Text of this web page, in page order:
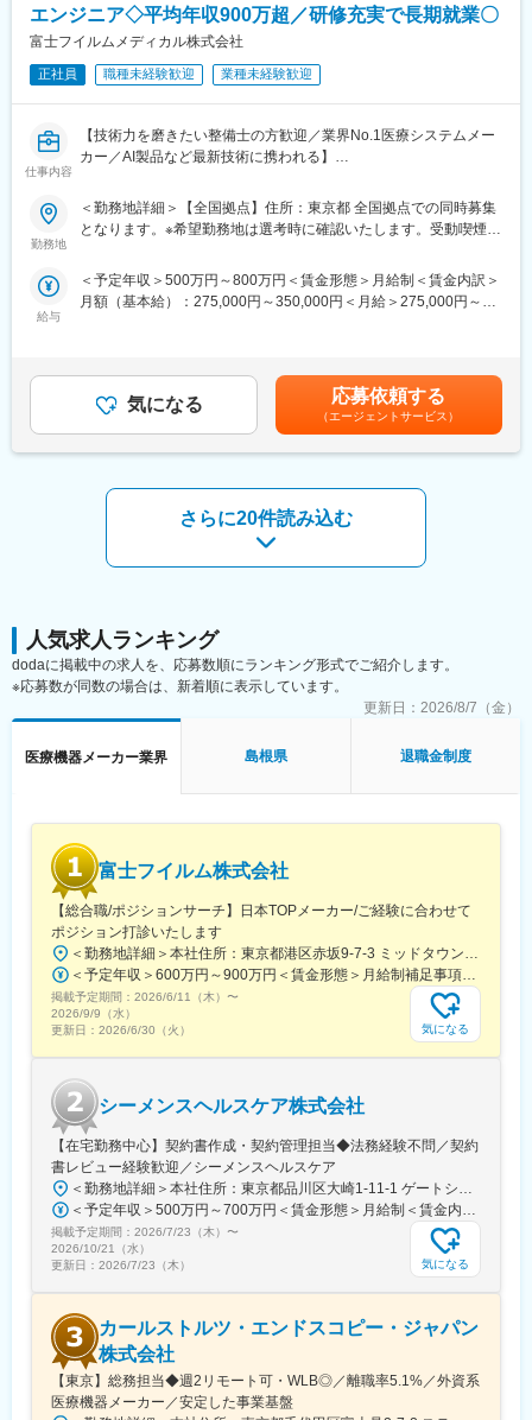
・コミュニケーションツール：Slack、Google Meet
変更の範囲：会社の定める業務
医療機器の営業職として、医師や販売代理店と連携し、最適な治
療方法の提案を行います。新製品の特徴や効果を説明し、データ
■職務詳細：
・販売代理店との協力／教育
・手術立ち会い／技術サポート
■研修／フォロー体制：
入社後、早期立ち上がりが可能な研修・OJT制度を完備。座学研
磨かれます。
■選考ポジション：
これまでのご経験やご希望に合わせてご紹介いたします。
≪配属部門一例≫
・Cardiac Ablation Solutions
・Structural Heart
・Neuro Vascular
変更の範囲：会社の定める業務
エンジニア◇平均年収900万超／研修充実で長期就業〇
富士フイルムメディカル株式会社
正社員 職種未経験歓迎 業種未経験歓迎
仕事内容
【技術力を磨きたい整備士の方歓迎／業界No.1医療システムメー
カー／AI製品など最新技術に携われる】
方募集！整備士としての経験を、医療機器の設置・保守に活かせ
ます。PACSやCT・MRIなどの高度な機器を扱い、病院の診断を
支える重要な仕事です。最新のAI技術やネットワークシステムに
■PACSとは
imaging/enterprise-pacs
■仕事内容
医療機器や画像ネットワークシステムの設置、立ち上げ、定期点
ロフェッショナルです。
入社後は、小田原にある研修センターにて、機械の解体・組み立
ングなどから必要なスキルを段階的に習得できますので、整備士
の方は早くキャッチアップいただけます！
※その他年間研修カリキュラムがあり、成熟度に応じて参加可能
め、柔軟な働き方が可能です。さらに、担当エリアが狭いため、
をつけて働くことが可能です。（当番制あり）
■待遇
平均年収907万円と医療機器メーカーでNo1の平均年収を誇り、住
宅手当・家族手当・借り上げ社宅等と手当がかなり充実しており
ます。
■キャリア
富士フイルムグループの育成制度「＋STORY」で成長をサポー
ト。ジョブローテーションや研修でキャリアの幅を広げられま
す。
■組織構成
国内に48拠点を有し、各拠点をチーム全体でサポートし合いなが
ら業務を進めます。
変更の範囲：会社の定める業務
勤務地
＜勤務地詳細＞【全国拠点】住所：東京都 全国拠点での同時募集
となります。※希望勤務地は選考時に確認いたします。受動喫煙対
ーク含む）
給与
＜予定年収＞500万円～800万円＜賃金形態＞月給制＜賃金内訳＞
月額（基本給）：275,000円～350,000円＜月給＞275,000円～
歳/750万円(入社8年・経験11年、手当含)：月給37万円賃金はあく
までも目安の金額であり、選考を通じて上下する可能性がありま
す。月給(月額)は固定手当を含めた表記です。
気になる 応募依頼する
（エージェントサービス）
さらに20件読み込む
人気求人ランキング
dodaに掲載中の求人を、応募数順にランキング形式でご紹介します。
※応募数が同数の場合は、新着順に表示しています。
更新日： 2026/8/7（金）
医療機器メーカー業界 島根県 退職金制度
富士フイルム株式会社
【総合職/ポジションサーチ】日本TOPメーカー/ご経験に合わせて
ポジション打診いたします
掲載予定期間： 2026/6/11（木） 〜
2026/9/9（水）
更新日： 2026/6/30（火） 気になる
シーメンスヘルスケア株式会社
【在宅勤務中心】契約書作成・契約管理担当◆法務経験不問／契約
書レビュー経験歓迎／シーメンスヘルスケア
掲載予定期間： 2026/7/23（木） 〜
2026/10/21（水）
更新日： 2026/7/23（木） 気になる
カールストルツ・エンドスコピー・ジャパン
株式会社
【東京】総務担当◆週2リモート可・WLB◎／離職率5.1%／外資系
医療機器メーカー／安定した事業基盤